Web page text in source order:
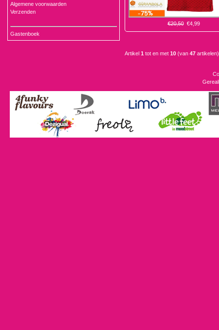
€20,50 €4,99
Artikel 1 tot en met 10 (van 47 artikelen)
Algemene voorwaarden
Verzenden
Gastenboek